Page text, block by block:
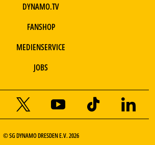
DYNAMO.TV
FANSHOP
MEDIENSERVICE
JOBS
© SG DYNAMO DRESDEN E.V. 2026